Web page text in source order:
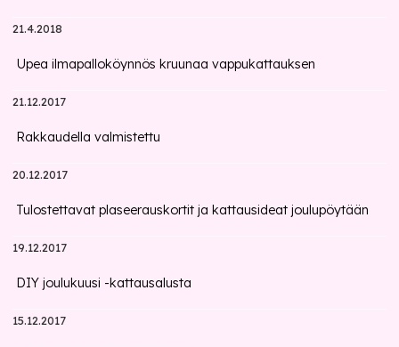
21.4.2018
Upea ilmapalloköynnös kruunaa vappukattauksen
21.12.2017
Rakkaudella valmistettu
20.12.2017
Tulostettavat plaseerauskortit ja kattausideat joulupöytään
19.12.2017
DIY joulukuusi -kattausalusta
15.12.2017